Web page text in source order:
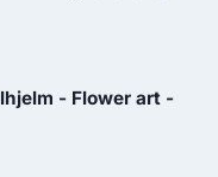
- Flower art -